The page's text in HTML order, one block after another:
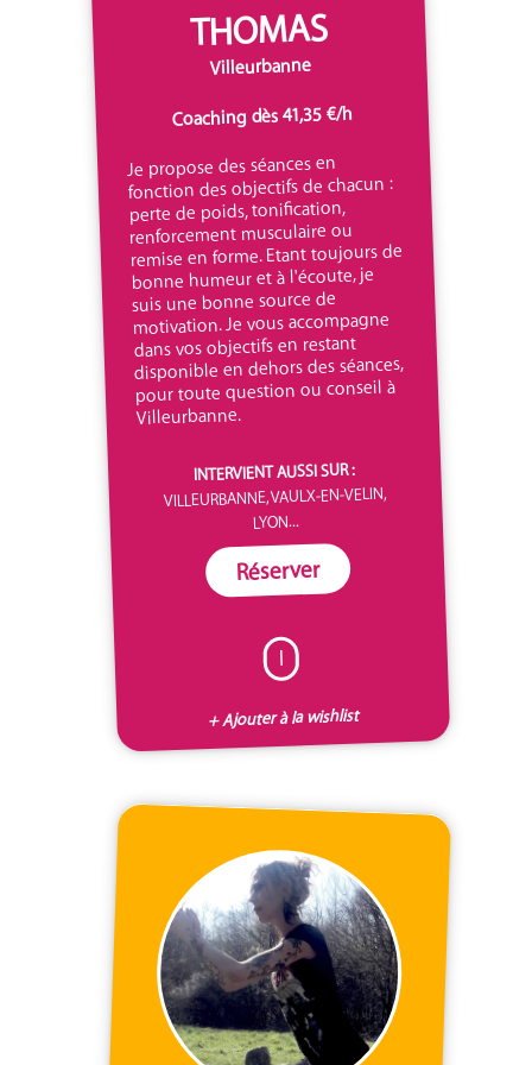
THOMAS
Villeurbanne
Coaching dès 41,35 €/h
Je propose des séances en
fonction des objectifs de chacun :
perte de poids, tonification,
renforcement musculaire ou
remise en forme. Etant toujours de
bonne humeur et à l'écoute, je
suis une bonne source de
motivation. Je vous accompagne
dans vos objectifs en restant
disponible en dehors des séances,
pour toute question ou conseil à
Villeurbanne.
INTERVIENT AUSSI SUR :
VILLEURBANNE, VAULX-EN-VELIN,
LYON...
Réserver
I
+ Ajouter à la wishlist